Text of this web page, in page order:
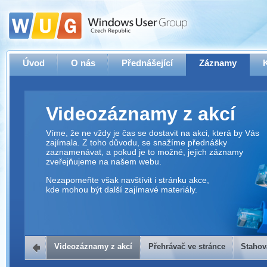
Úvod O nás Přednášející Záznamy
Videozáznamy z akcí
Víme, že ne vždy je čas se dostavit na akci, která by Vás
zajímala. Z toho důvodu, se snažíme přednášky
zaznamenávat, a pokud je to možné, jejich záznamy
zveřejňujeme na našem webu.
Nezapomeňte však navštívit i stránku akce,
kde mohou být další zajímavé materiály.
Přehrávač ve stránce
Videozáznamy z akcí Přehrávač ve stránce